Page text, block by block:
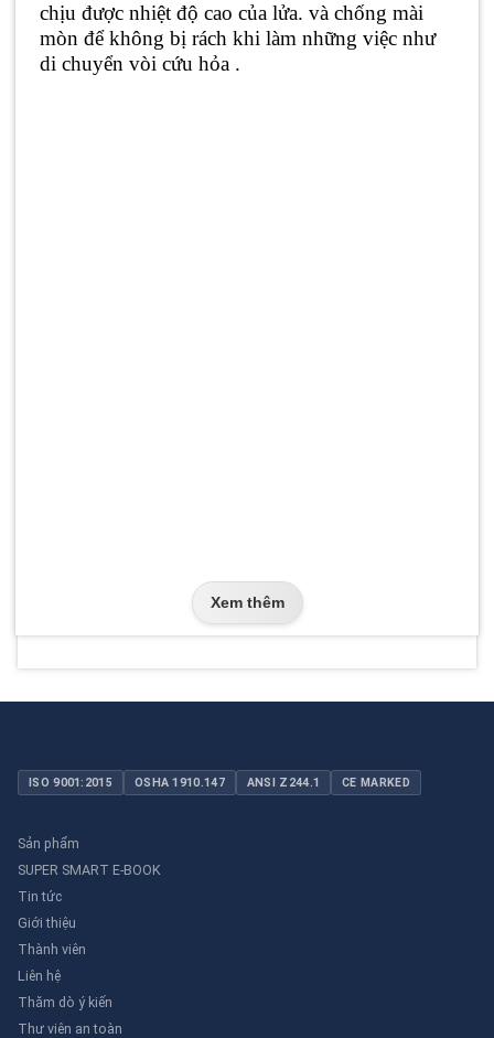
chịu được nhiệt độ cao của lửa. và chống mài
mòn để không bị rách khi làm những việc như
di chuyển vòi cứu hỏa .
Xem thêm
ISO 9001:2015 OSHA 1910.147 ANSI Z244.1 CE MARKED
Sản phẩm
SUPER SMART E-BOOK
Tin tức
Giới thiệu
Thành viên
Liên hệ
Thăm dò ý kiến
Thư viên an toàn